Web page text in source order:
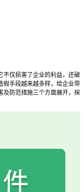
不仅损害了企业的利益，还破
假手段越来越多样，给企业带
及防范措施三个方面展开，探